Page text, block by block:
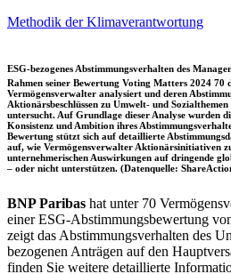
Methodik der Klimaverantwortung
ESG-bezogenes Abstimmungsverhalten des
Rahmen seiner Bewertung Voting Matters 2024 70
Vermögensverwalter analysiert und deren
Aktionärsbeschlüssen zu Umwelt- und
untersucht. Auf Grundlage dieser Analyse wurden
Konsistenz und Ambition ihres
Bewertung stützt sich auf detaillierte
auf, wie Vermögensverwalter Aktionärsinitiativen
unternehmerischen Auswirkungen auf dringende
– oder nicht unterstützen. (Datenquelle:
BNP Paribas hat unter 70
einer ESG-Abstimmungsbewertung
zeigt das Abstimmungsverhalten des
bezogenen Anträgen auf den
finden Sie weitere detaillierte